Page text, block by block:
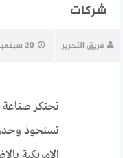
شركات
فريق التحرير 20 سبتمبر، 2021
تحتكر صناعة
الامريكية